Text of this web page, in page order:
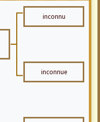
inconnu
inconnue